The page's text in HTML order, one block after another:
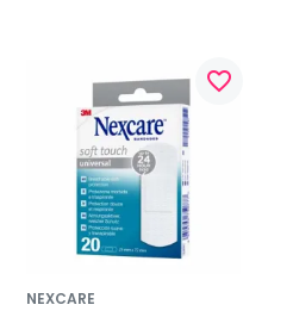
favorite_border
NEXCARE